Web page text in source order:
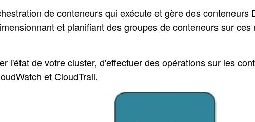
de conteneurs qui exécute et gère des conteneurs
et planifiant des groupes de conteneurs sur
l'état de votre cluster, d'effectuer des opérations sur les
et CloudTrail.